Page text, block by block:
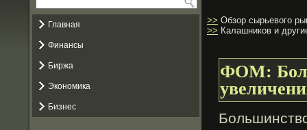
Главная
Финансы
Биржа
Экономика
Бизнес
>> Обзор сырьевого
>> Калашников и
ФОМ: